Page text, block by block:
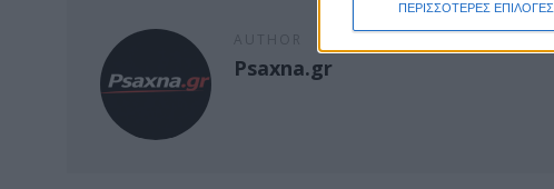
ΠΕΡΙΣΣΟΤΕΡΕΣ ΕΠΙΛΟΓΕΣ
Psaxna.gr